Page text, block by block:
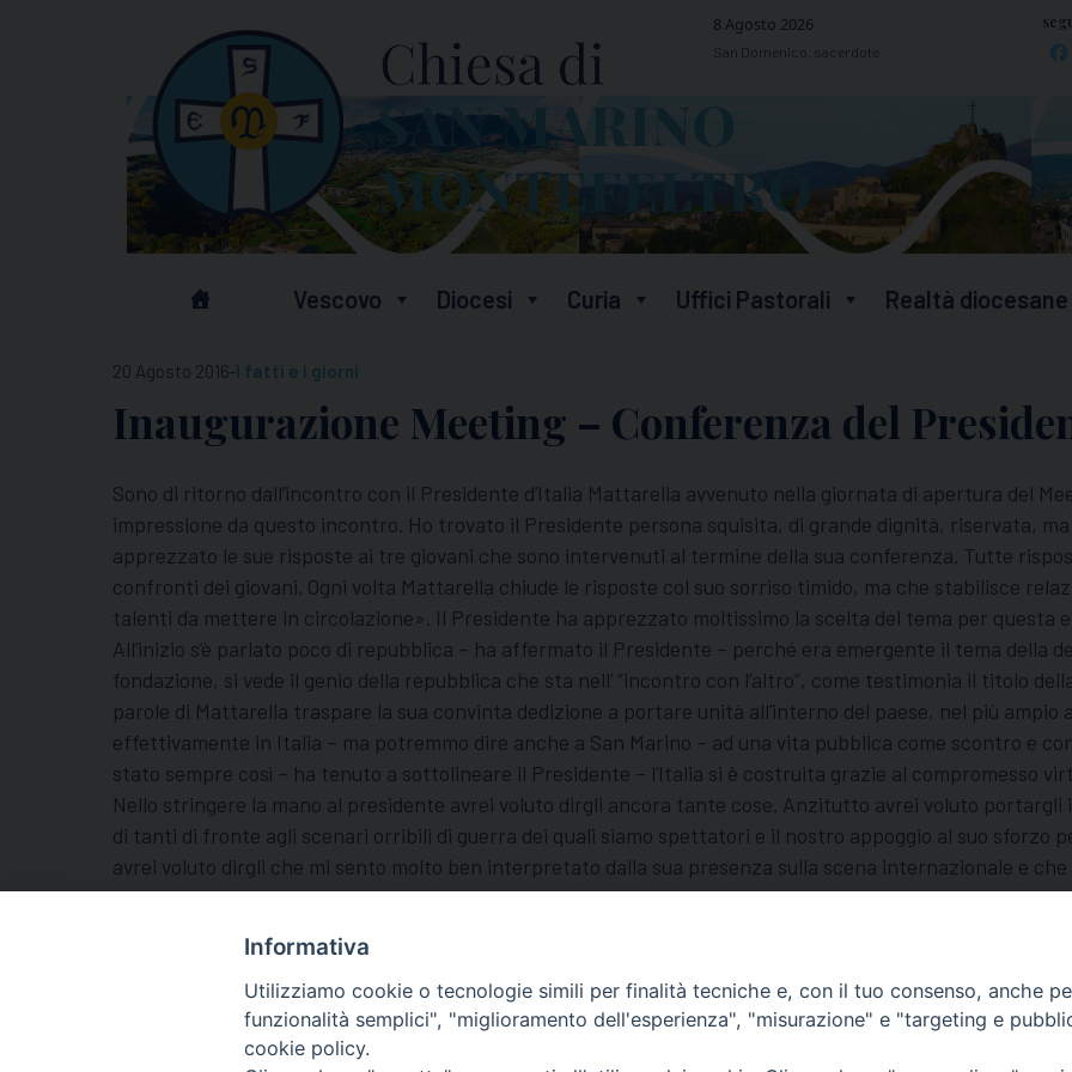
8 Agosto 2026
San Domenico, sacerdote
Vescovo Diocesi Curia Uffici Pastorali Realtà diocesane
20 Agosto 2016-I fatti e i giorni
Inaugurazione Meeting – Conferenza del
Sono di ritorno dall’incontro con il Presidente d’Italia Mattarella avvenuto nella giornata di apertura del
impressione da questo incontro. Ho trovato il Presidente persona squisita, di grande dignità, riservata,
apprezzato le sue risposte ai tre giovani che sono intervenuti al termine della sua conferenza. Tutte
confronti dei giovani. Ogni volta Mattarella chiude le risposte col suo sorriso timido, ma che stabilisce
talenti da mettere in circolazione». Il Presidente ha apprezzato moltissimo la scelta del tema per questa
All’inizio s’è parlato poco di repubblica – ha affermato il Presidente – perché era emergente il tema della
fondazione, si vede il genio della repubblica che sta nell’ “incontro con l’altro”, come testimonia il titolo
parole di Mattarella traspare la sua convinta dedizione a portare unità all’interno del paese, nel più ampio
effettivamente in Italia – ma potremmo dire anche a San Marino – ad una vita pubblica come scontro e
stato sempre così – ha tenuto a sottolineare il Presidente – l’Italia si è costruita grazie al compromesso
Nello stringere la mano al presidente avrei voluto dirgli ancora tante cose. Anzitutto avrei voluto portargli
di tanti di fronte agli scenari orribili di guerra dei quali siamo spettatori e il nostro appoggio al suo sforzo
avrei voluto dirgli che mi sento molto ben interpretato dalla sua presenza sulla scena internazionale e
essere italiani nel Montefeltro. Grazie Presidente.
+ Andrea TurazziInformativa
Utilizziamo cookie o tecnologie simili per finalità tecniche e, con il tuo consenso, anche
funzionalità semplici", "miglioramento dell'esperienza", "misurazione" e "targeting e
cookie policy.